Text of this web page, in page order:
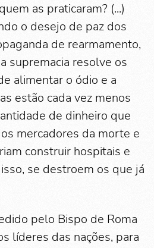
as praticaram? (...)
o desejo de paz dos
de rearmamento,
supremacia resolve os
alimentar o ódio e a
estão cada vez menos
de dinheiro que
mercadores da morte e
construir hospitais e
se destroem os que já
pelo Bispo de Roma
líderes das nações, para